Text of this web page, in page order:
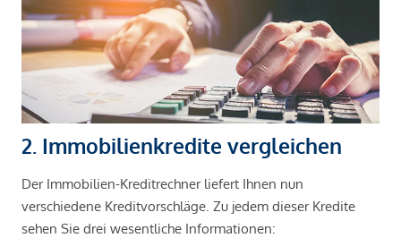
2. Immobilienkredite vergleichen
Der Immobilien-Kreditrechner liefert Ihnen nun
verschiedene Kreditvorschläge. Zu jedem dieser Kredite
sehen Sie drei wesentliche Informationen: